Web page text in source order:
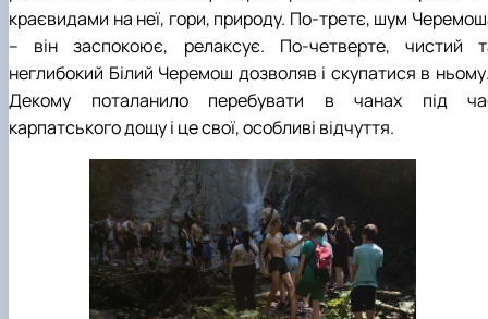
краєвидами на неї, гори, природу. По-третє, шум
– він заспокоює, релаксує. По-четверте, чистий
неглибокий Білий Черемош дозволяв і скупатися в
Декому поталанило перебувати в чанах під
карпатського дощу і це свої, особливі відчуття.